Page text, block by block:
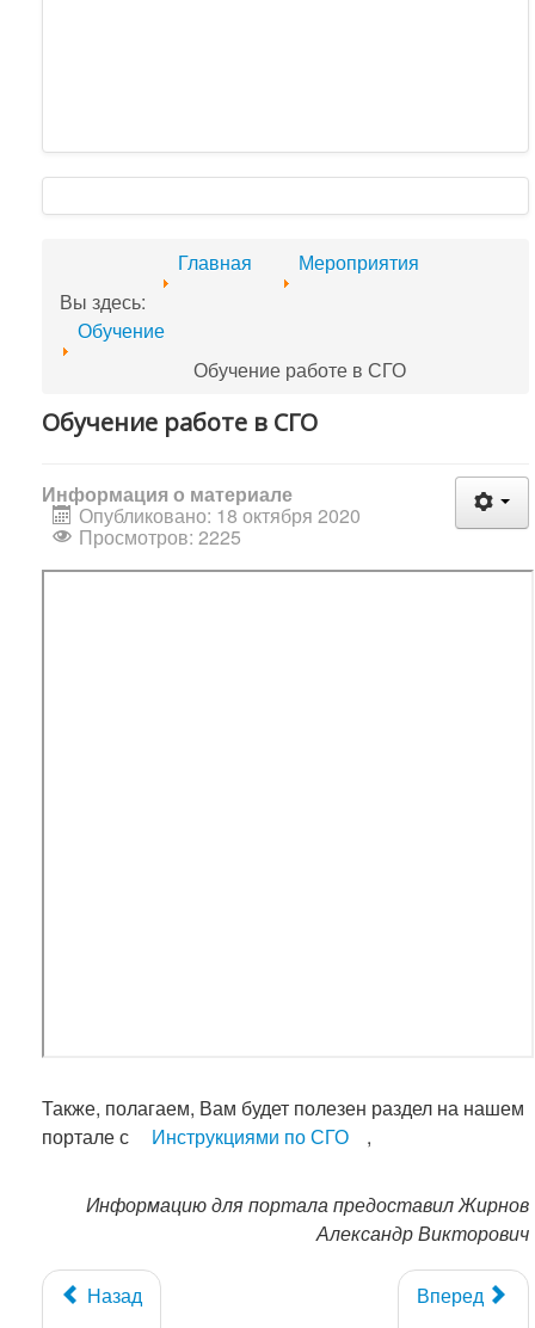
Вы здесь:
Главная Мероприятия
Обучение
Обучение работе в СГО
Обучение работе в СГО
Информация о материале
Опубликовано: 18 октября 2020
Просмотров: 2225
Также, полагаем, Вам будет полезен раздел на нашем
портале с
Инструкциями по СГО ,
Информацию для портала предоставил Жирнов
Александр Викторович
Назад Вперед